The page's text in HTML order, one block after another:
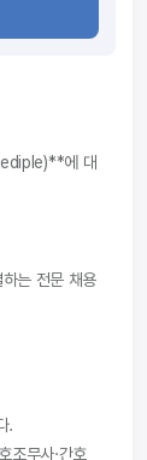
에 대
는 전문 채용
.
조무사·간호